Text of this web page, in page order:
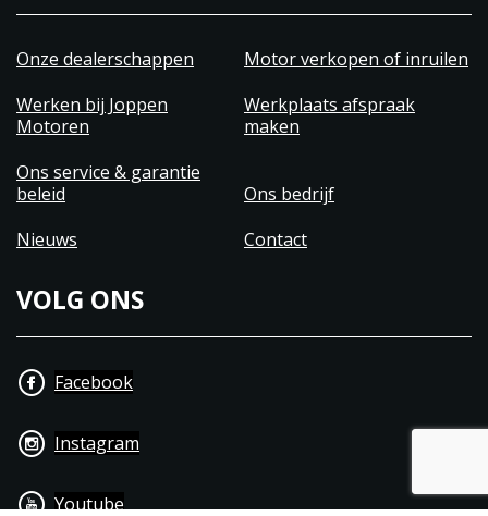
up to date om uw trots het juiste onderhoud te
Menig model hebben we als demo model
beschikbaar om u de juiste ervaring met het merk
te bieden.
U bent altijd van harte welkom bij ons in de
showroom.
Onze dealerschappen
Motor verkopen of inruilen
Werken bij Joppen
Motoren
Werkplaats afspraak
maken
Ons service & garantie
beleid
Ons bedrijf
Nieuws
Contact
VOLG ONS
Facebook
Instagram
Youtube